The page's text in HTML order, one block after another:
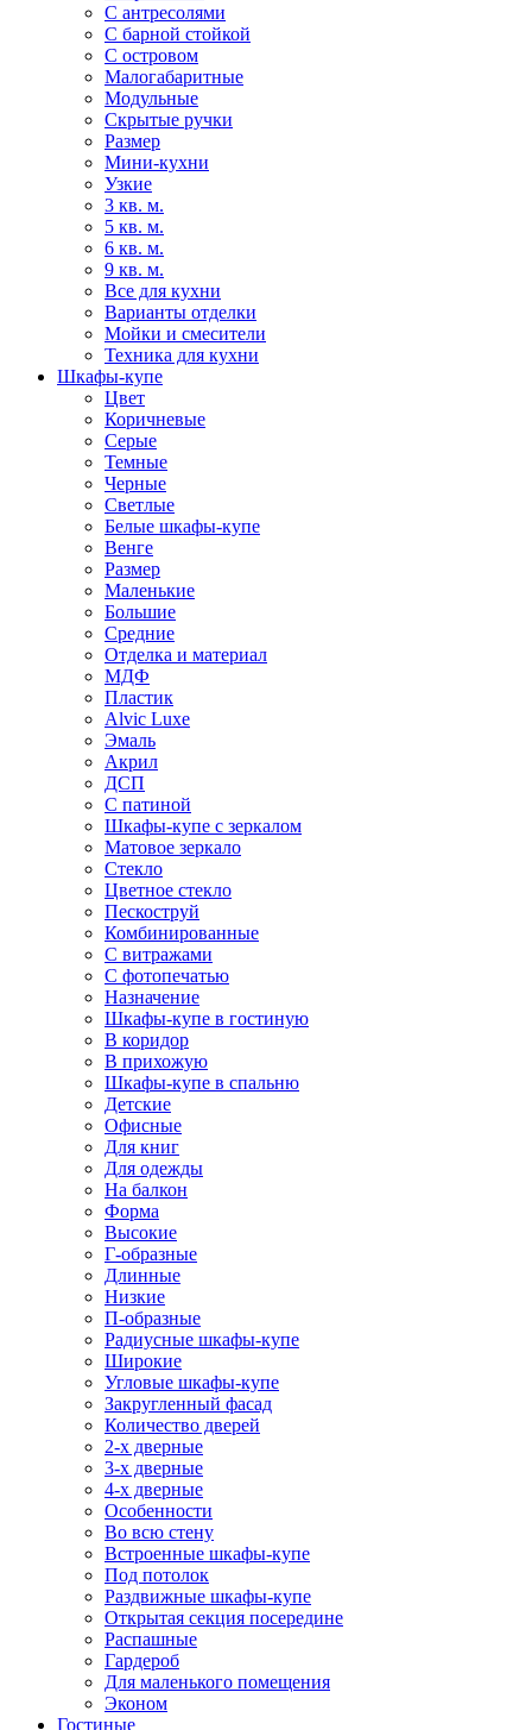
С антресолями
С барной стойкой
С островом
Малогабаритные
Модульные
Скрытые ручки
Размер
Мини-кухни
Узкие
3 кв. м.
5 кв. м.
6 кв. м.
9 кв. м.
Все для кухни
Варианты отделки
Мойки и смесители
Техника для кухни
Шкафы-купе
Цвет
Коричневые
Серые
Темные
Черные
Светлые
Белые шкафы-купе
Венге
Размер
Маленькие
Большие
Средние
Отделка и материал
МДФ
Пластик
Alvic Luxe
Эмаль
Акрил
ДСП
С патиной
Шкафы-купе с зеркалом
Матовое зеркало
Стекло
Цветное стекло
Пескоструй
Комбинированные
С витражами
С фотопечатью
Назначение
Шкафы-купе в гостиную
В коридор
В прихожую
Шкафы-купе в спальню
Детские
Офисные
Для книг
Для одежды
На балкон
Форма
Высокие
Г-образные
Длинные
Низкие
П-образные
Радиусные шкафы-купе
Широкие
Угловые шкафы-купе
Закругленный фасад
Количество дверей
2-х дверные
3-х дверные
4-х дверные
Особенности
Во всю стену
Встроенные шкафы-купе
Под потолок
Раздвижные шкафы-купе
Открытая секция посередине
Распашные
Гардероб
Для маленького помещения
Эконом
Гостиные